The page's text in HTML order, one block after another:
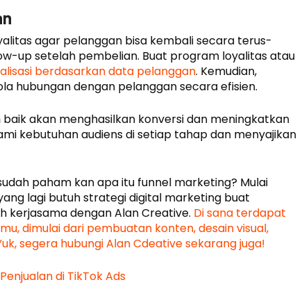
agar pelanggan bisa kembali secara terus-
up setelah pembelian. Buat program loyalitas atau
berdasarkan data pelanggan. Kemudian,
hubungan dengan pelanggan secara efisien.
akan menghasilkan konversi dan meningkatkan
kebutuhan audiens di setiap tahap dan menyajikan
paham kan apa itu funnel marketing? Mulai
lagi butuh strategi digital marketing buat
dengan Alan Creative. Di sana terdapat
dimulai dari pembuatan konten, desain visual,
segera hubungi Alan Cdeative sekarang juga!
di TikTok Ads